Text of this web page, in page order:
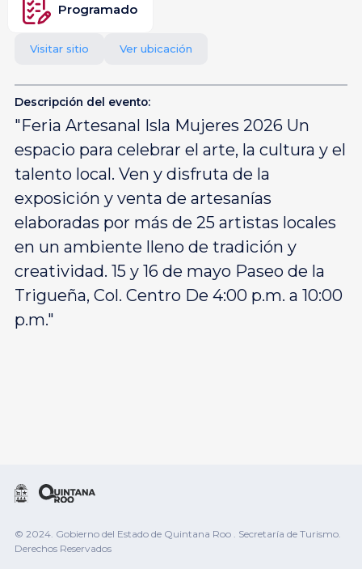
Programado
Visitar sitio Ver ubicación
Descripción del evento:
"Feria Artesanal Isla Mujeres 2026 Un
espacio para celebrar el arte, la cultura y el
talento local. Ven y disfruta de la
exposición y venta de artesanías
elaboradas por más de 25 artistas locales
en un ambiente lleno de tradición y
creatividad. 15 y 16 de mayo Paseo de la
Trigueña, Col. Centro De 4:00 p.m. a 10:00
p.m."
© 2024. Gobierno del Estado de Quintana Roo . Secretaría de Turismo.
Derechos Reservados